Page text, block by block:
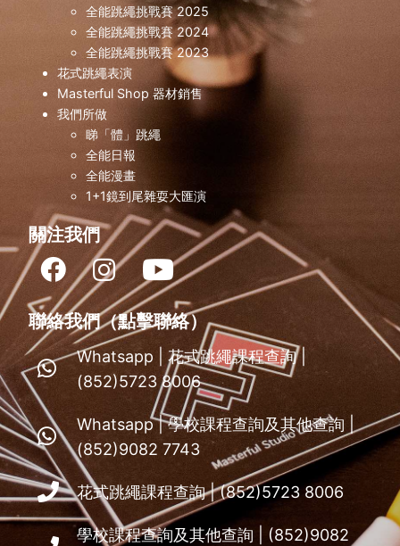
動 專業訓練 兒童跳繩 青少年跳繩 體育館 體能訓練
隊經驗
全能跳繩挑戰賽 2025
全能跳繩挑戰賽 2024
全能跳繩挑戰賽 2023
花式跳繩表演
Masterful Shop 器材銷售
我們所做
睇「體」跳繩
全能日報
全能漫畫
1+1鏡到尾雜耍大匯演
關注我們
聯絡我們（點擊聯絡）
Whatsapp | 花式跳繩課程查詢 |
(852)5723 8006
Whatsapp | 學校課程查詢及其他查詢 |
(852)9082 7743
花式跳繩課程查詢 | (852)5723 8006
學校課程查詢及其他查詢 | (852)9082